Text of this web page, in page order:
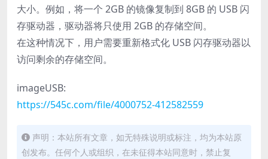
大小。例如，将一个 2GB 的镜像复制到 8GB 的 USB 闪
存驱动器，驱动器将只使用 2GB 的存储空间。
在这种情况下，用户需要重新格式化 USB 闪存驱动器以
访问剩余的存储空间。
imageUSB:
https://545c.com/file/4000752-412582559
声明：本站所有文章，如无特殊说明或标注，均为本站原
创发布。任何个人或组织，在未征得本站同意时，禁止复